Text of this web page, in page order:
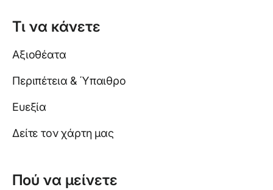
Τι να κάνετε
Αξιοθέατα
Περιπέτεια & Ύπαιθρο
Ευεξία
Δείτε τον χάρτη μας
Πού να μείνετε